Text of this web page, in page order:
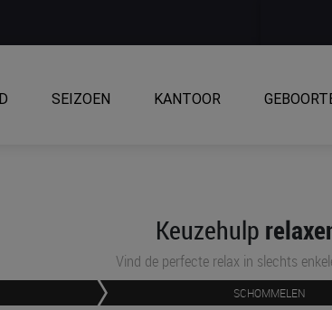
SEIZOEN KANTOOR
Keuzehulp
Vind de perfecte relax in slechts
SCHOMMELEN